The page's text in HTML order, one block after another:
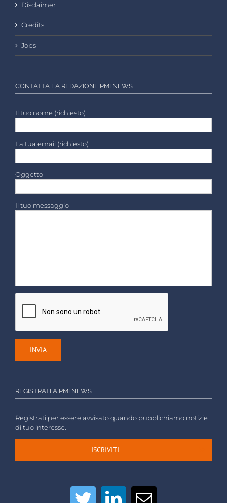
Disclaimer
Credits
Jobs
CONTATTA LA REDAZIONE PMI NEWS
Il tuo nome (richiesto)
La tua email (richiesto)
Oggetto
Il tuo messaggio
REGISTRATI A PMI NEWS
Registrati per essere avvisato quando pubblichiamo notizie
di tuo interesse.
ISCRIVITI